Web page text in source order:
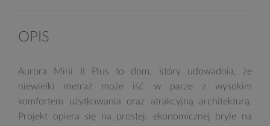
OPIS
Aurora Mini II Plus to dom, który udowadnia, że
niewielki metraż może iść w parze z wysokim
komfortem użytkowania oraz atrakcyjną architekturą.
Projekt opiera się na prostej, ekonomicznej bryle na